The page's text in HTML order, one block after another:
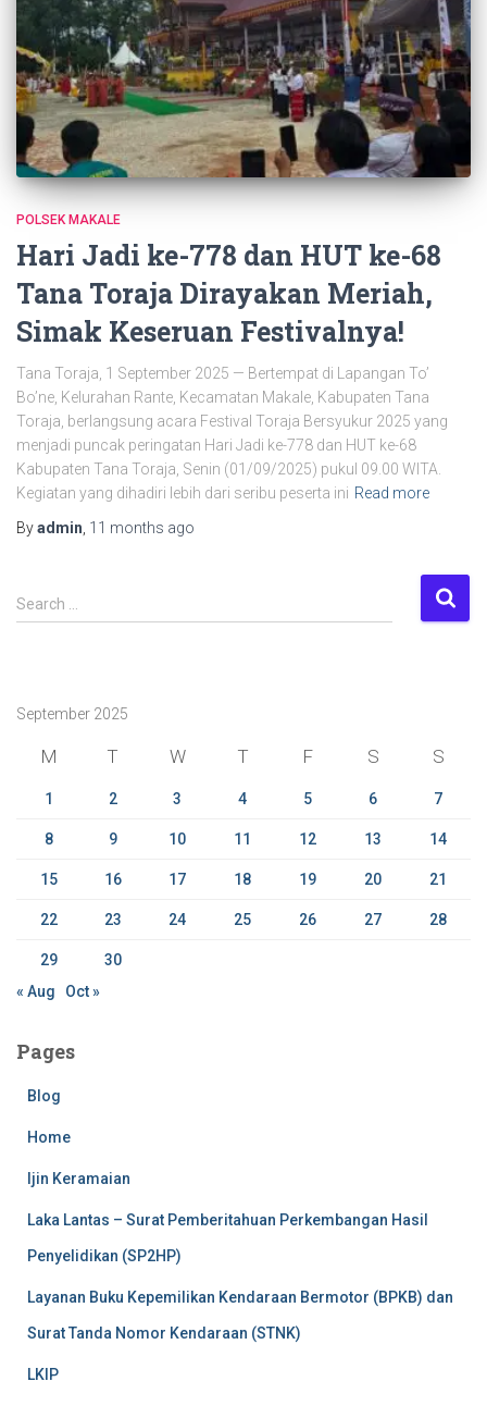
POLSEK MAKALE
Hari Jadi ke-778 dan HUT ke-68
Tana Toraja Dirayakan Meriah,
Simak Keseruan Festivalnya!
Tana Toraja, 1 September 2025 — Bertempat di Lapangan To’
Bo’ne, Kelurahan Rante, Kecamatan Makale, Kabupaten Tana
Toraja, berlangsung acara Festival Toraja Bersyukur 2025 yang
menjadi puncak peringatan Hari Jadi ke-778 dan HUT ke-68
Kabupaten Tana Toraja, Senin (01/09/2025) pukul 09.00 WITA.
Kegiatan yang dihadiri lebih dari seribu peserta ini Read more
Byadmin, 11 months ago
S
e
h
Search …
September 2025
M T W T F S S
1 2 3 4 5 6 7
8 9 10 11 12 13 14
15 16 17 18 19 20 21
22 23 24 25 26 27 28
29
30
« Aug
Oct »
Pages
Blog
Home
Ijin Keramaian
Laka Lantas – Surat Pemberitahuan Perkembangan Hasil
Penyelidikan (SP2HP)
Layanan Buku Kepemilikan Kendaraan Bermotor (BPKB) dan
Surat Tanda Nomor Kendaraan (STNK)
LKIP